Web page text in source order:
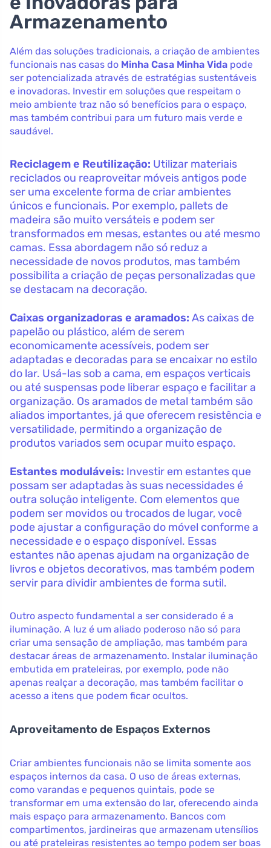
Armazenamento
Além das soluções tradicionais, a criação de ambientes
funcionais nas casas do Minha Casa Minha Vida pode
ser potencializada através de estratégias sustentáveis
e inovadoras. Investir em soluções que respeitam o
meio ambiente traz não só benefícios para o espaço,
mas também contribui para um futuro mais verde e
saudável.
Reciclagem e Reutilização: Utilizar materiais
reciclados ou reaproveitar móveis antigos pode
ser uma excelente forma de criar ambientes
únicos e funcionais. Por exemplo, pallets de
madeira são muito versáteis e podem ser
transformados em mesas, estantes ou até mesmo
camas. Essa abordagem não só reduz a
necessidade de novos produtos, mas também
possibilita a criação de peças personalizadas que
se destacam na decoração.
Caixas organizadoras e aramados: As caixas de
papelão ou plástico, além de serem
economicamente acessíveis, podem ser
adaptadas e decoradas para se encaixar no estilo
do lar. Usá-las sob a cama, em espaços verticais
ou até suspensas pode liberar espaço e facilitar a
organização. Os aramados de metal também são
aliados importantes, já que oferecem resistência e
versatilidade, permitindo a organização de
produtos variados sem ocupar muito espaço.
Estantes moduláveis: Investir em estantes que
possam ser adaptadas às suas necessidades é
outra solução inteligente. Com elementos que
podem ser movidos ou trocados de lugar, você
pode ajustar a configuração do móvel conforme a
necessidade e o espaço disponível. Essas
estantes não apenas ajudam na organização de
livros e objetos decorativos, mas também podem
servir para dividir ambientes de forma sutil.
Outro aspecto fundamental a ser considerado é a
iluminação. A luz é um aliado poderoso não só para
criar uma sensação de ampliação, mas também para
destacar áreas de armazenamento. Instalar iluminação
embutida em prateleiras, por exemplo, pode não
apenas realçar a decoração, mas também facilitar o
acesso a itens que podem ficar ocultos.
Aproveitamento de Espaços Externos
Criar ambientes funcionais não se limita somente aos
espaços internos da casa. O uso de áreas externas,
como varandas e pequenos quintais, pode se
transformar em uma extensão do lar, oferecendo ainda
mais espaço para armazenamento. Bancos com
compartimentos, jardineiras que armazenam utensílios
ou até prateleiras resistentes ao tempo podem ser boas